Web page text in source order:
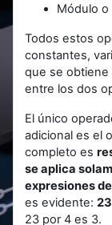
Módulo o
Todos estos
constantes,
que se obtiene
entre los dos
El único
adicional es el
completo es
se aplica
expresiones
es evidente:
23 por 4 es 3.